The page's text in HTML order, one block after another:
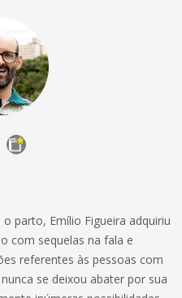
parto, Emílio Figueira adquiriu
com sequelas na fala e
referentes às pessoas com
se deixou abater por sua